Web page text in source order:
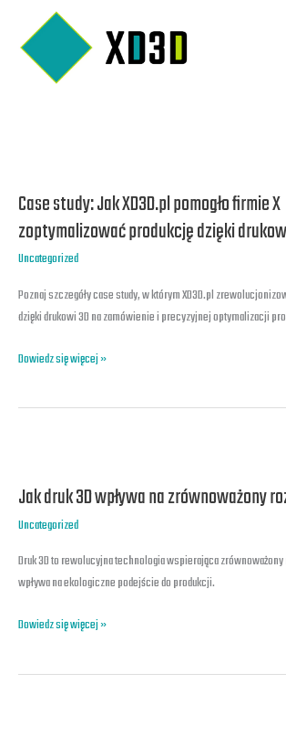
treści
Case study: Jak XD3D.pl pomogło firmie X
zoptymalizować produkcję dzięki
Uncategorized
Poznaj szczegóły case study, w którym XD3D.pl
dzięki drukowi 3D na zamówienie i precyzyjnej optymalizacji
Jak
XD3D.pl
pomogło
firmie
X
zoptymalizować
dzięki
Dowiedz się więcej »
Jak druk 3D wpływa na zrównoważony
Uncategorized
Druk 3D to rewolucyjna technologia wspierająca
wpływa na ekologiczne podejście do produkcji.
3D
wpływa
zrównoważony
rozwój
ekologię?
Dowiedz się więcej »